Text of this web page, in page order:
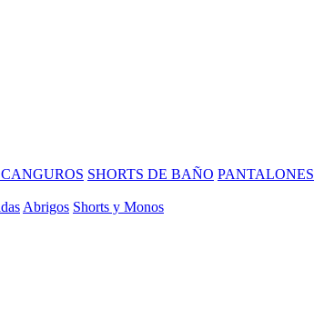
SHORTS DE BAÑO PANTALONES
Abrigos Shorts y Monos